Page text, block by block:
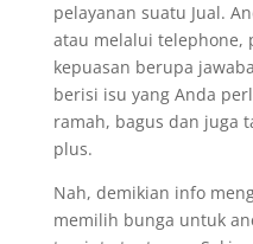
pelayanan suatu Jual.
atau melalui telephone,
kepuasan berupa
berisi isu yang Anda
ramah, bagus dan juga
plus.
Nah, demikian info
memilih bunga untuk